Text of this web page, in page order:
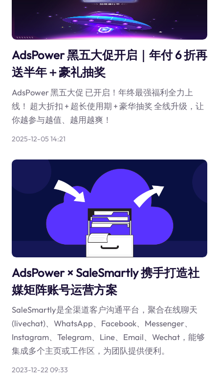
AdsPower 黑五大促开启｜年付 6 折再
送半年＋豪礼抽奖
AdsPower 黑五大促 已开启！年终最强福利全力上
线！ 超大折扣 + 超长使用期 + 豪华抽奖 全线升级，让
你越参与越值、越用越爽！
2025-12-05 14:21
AdsPower × SaleSmartly 携手打造社
媒矩阵账号运营方案
SaleSmartly是全渠道客户沟通平台，聚合在线聊天
(livechat)、WhatsApp、Facebook、Messenger、
Instagram、Telegram、Line、Email、Wechat，能够
集成多个主页或工作区，为团队提供便利。
2023-12-22 09:33